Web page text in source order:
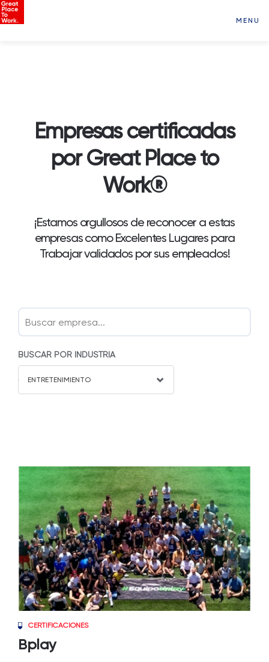
MENU
Empresas certificadas
por Great Place to
Work®
¡Estamos orgullosos de reconocer a estas
empresas como Excelentes Lugares para
Trabajar validados por sus empleados!
BUSCAR POR INDUSTRIA
ENTRETENIMIENTO
CERTIFICACIONES
Bplay